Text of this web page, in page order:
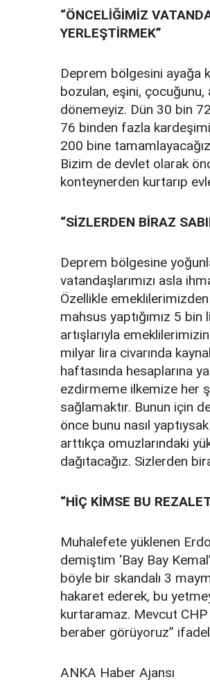
“ÖNCELİĞİMİZ
YERLEŞTİRMEK”
Deprem bölgesini ayağa
bozulan, eşini, çocuğunu,
dönemeyiz. Dün 30 bin
76 binden fazla
200 bine
Bizim de devlet olarak
konteynerden kurtarıp
“SİZLERDEN BİRAZ
Deprem bölgesine
vatandaşlarımızı asla
Özellikle
mahsus yaptığımız 5
artışlarıyla
milyar lira civarında
haftasında hesaplarına
ezdirmeme ilkemize her
sağlamaktır. Bunun için
önce bunu nasıl
arttıkça omuzlarındaki
dağıtacağız. Sizlerden
“HİÇ KİMSE BU
Muhalefete yüklenen
demiştim ‘Bay Bay
böyle bir skandalı 3
hakaret ederek, bu
kurtaramaz. Mevcut
beraber görüyoruz”
ANKA Haber Ajansı